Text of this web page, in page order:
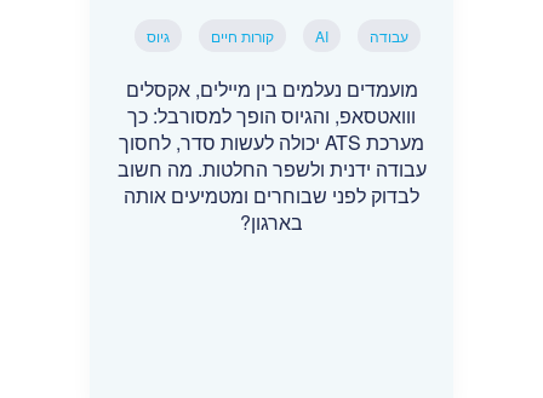
עבודה AI קורות חיים גיוס
מועמדים נעלמים בין מיילים, אקסלים
ווואטסאפ, והגיוס הופך למסורבל: כך
מערכת ATS יכולה לעשות סדר, לחסוך
עבודה ידנית ולשפר החלטות. מה חשוב
לבדוק לפני שבוחרים ומטמיעים אותה
בארגון?